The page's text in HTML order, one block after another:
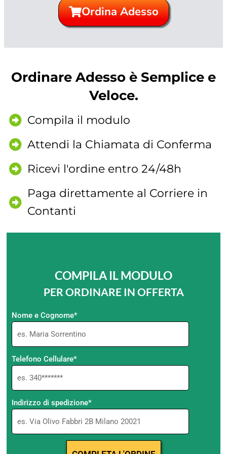
Ordina Adesso
Ordinare Adesso è Semplice e
Veloce.
Compila il modulo
Attendi la Chiamata di Conferma
Ricevi l'ordine entro 24/48h
Paga direttamente al Corriere in
Contanti
COMPILA IL MODULO
PER ORDINARE IN OFFERTA
Nome e Cognome*
Telefono Cellulare*
Indirizzo di spedizione*